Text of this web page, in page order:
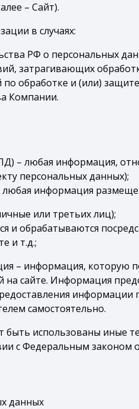
– Сайт).
в случаях:
РФ о персональных
затрагивающих
обработке и (или)
Компании.
– любая информация,
персональных данных);
информация
или третьих лиц);
и обрабатываются
и т.д.;
– информация, которую
на сайте. Информация
информации
самостоятельно.
быть использованы иные
с Федеральным
данных